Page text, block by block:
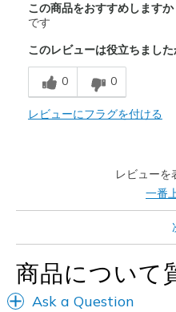
Attractive Design
Breathe Well
Comfortable
Stylish
Feels
View On Shoes
Shoes
この商品をおすすめしますか
です
このレビューは役立ちました
0 0
レビューにフラグを付ける
レビューを
一番
商品について
Ask a Question